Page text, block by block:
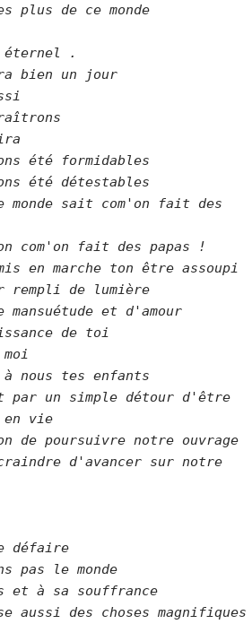
plus de ce monde
.
bien un jour
été formidables
été détestables
sait com'on fait des
com'on fait des papas !
en marche ton être assoupi
rempli de lumière
et d'amour
de toi
à nous tes enfants
par un simple détour d'être
vie
de poursuivre notre ouvrage
d'avancer sur notre
défaire
pas le monde
et à sa souffrance
aussi des choses magnifiques